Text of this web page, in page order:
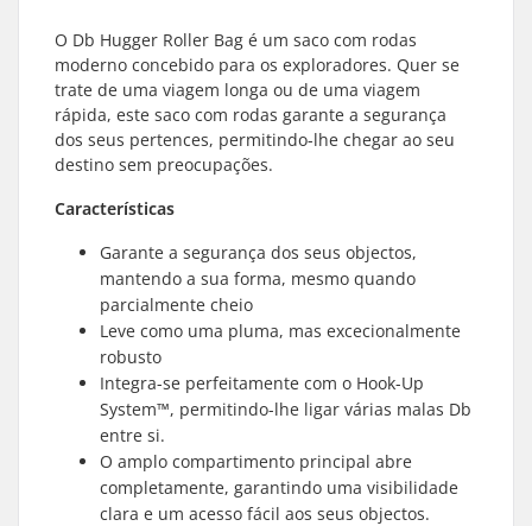
O Db Hugger Roller Bag é um saco com rodas
moderno concebido para os exploradores. Quer se
trate de uma viagem longa ou de uma viagem
rápida, este saco com rodas garante a segurança
dos seus pertences, permitindo-lhe chegar ao seu
destino sem preocupações.
Características
Garante a segurança dos seus objectos,
mantendo a sua forma, mesmo quando
parcialmente cheio
Leve como uma pluma, mas excecionalmente
robusto
Integra-se perfeitamente com o Hook-Up
System™️, permitindo-lhe ligar várias malas Db
entre si.
O amplo compartimento principal abre
completamente, garantindo uma visibilidade
clara e um acesso fácil aos seus objectos.